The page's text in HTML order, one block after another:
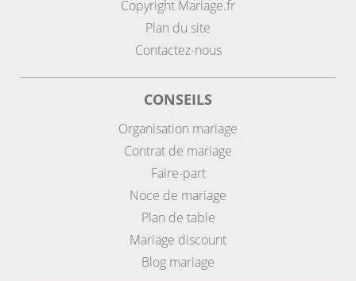
Copyright Mariage.fr
Plan du site
Contactez-nous
CONSEILS
Organisation mariage
Contrat de mariage
Faire-part
Noce de mariage
Plan de table
Mariage discount
Blog mariage